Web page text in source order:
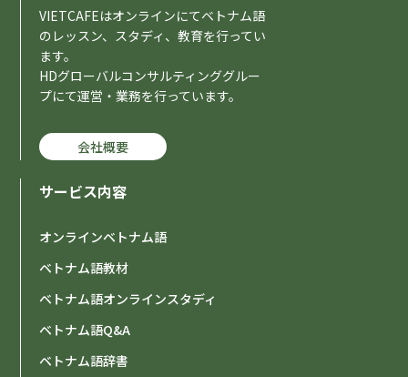
VIETCAFEはオンラインにてベトナム語
のレッスン、スタディ、教育を行ってい
ます。
HDグローバルコンサルティンググルー
プにて運営・業務を行っています。
会社概要
サービス内容
オンラインベトナム語
ベトナム語教材
ベトナム語オンラインスタディ
ベトナム語Q&A
ベトナム語辞書